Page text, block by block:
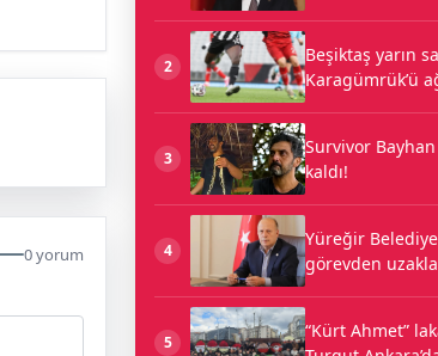
0 yorum
2
Beşiktaş yarın
Karagümrük’ü
3
Survivor
kaldı!
4
Yüreğir Belediye
görevden
5
“Kürt Ahmet”